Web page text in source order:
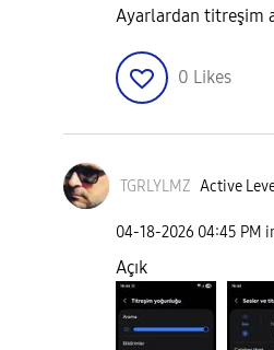
Ayarlardan titreşim
0 Likes
TGRLYLMZ Active
‎04-18-2026 04:45 PM
Açık